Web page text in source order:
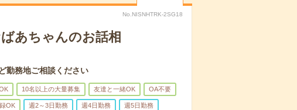
No.NISNHTRK-2SG18
あちゃんのお話相
務地ご相談ください
10名以上の大量募集 友達と一緒OK OA不要
OK 週2～3日勤務 週4日勤務 週5日勤務